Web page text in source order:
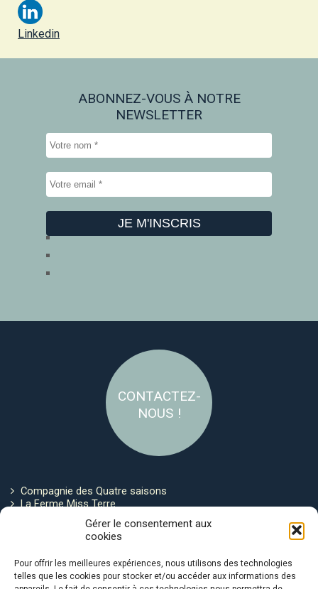
Gérer le consentement aux
cookies
Pour offrir les meilleures expériences, nous utilisons des technologies
telles que les cookies pour stocker et/ou accéder aux informations des
Linkedin
ABONNEZ-VOUS À NOTRE
NEWSLETTER
CONTACTEZ-
NOUS !
Compagnie des Quatre saisons
La Ferme Miss Terre
Politique de cookies